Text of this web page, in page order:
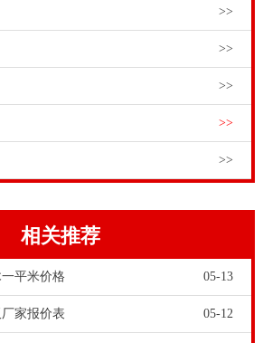
育运动木地板商品，在所有体育运
，能够 保证性价比高较高。专业的
间就得用技术专业的体育文化运动
运动木地板销售市场上，品牌体育
商品以其高质量的原材料，新科技
牌体育竞赛木地板，必定会让广大
馨。
>>
>>
>>
>>
>>
相关推荐
平米价格 05-13
家报价表 05-12